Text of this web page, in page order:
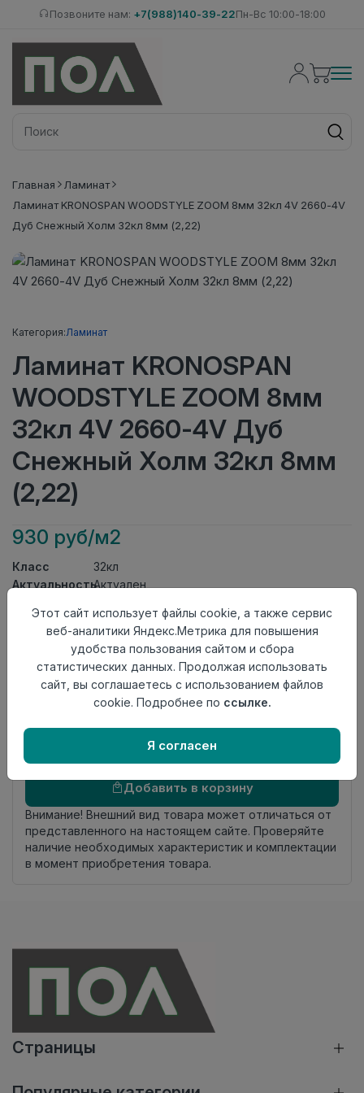
Позвоните нам: +7(988)140-39-22Пн-Вс 10:00-18:00
Главная
Ламинат
Ламинат KRONOSPAN WOODSTYLE ZOOM 8мм 32кл 4V 2660-4V
Дуб Снежный Холм 32кл 8мм (2,22)
Категория:Ламинат
Ламинат KRONOSPAN
WOODSTYLE ZOOM 8мм
32кл 4V 2660-4V Дуб
Снежный Холм 32кл 8мм
(2,22)
930 руб/м2
Класс
32кл
АктуальностьАктуален
Размер
доски
1285×192мм
Теплый пол
до +27 градусов
Фаска
4V
Замок
Twin Click
происхождения
Осталось
Добавить в корзину
Внимание! Внешний вид товара может отличаться от
представленного на настоящем сайте. Проверяйте
наличие необходимых характеристик и комплектации
в момент приобретения товара.
Страницы
Этот сайт использует файлы cookie, а также сервис
веб-аналитики Яндекс.Метрика для повышения
удобства пользования сайтом и сбора
статистических данных. Продолжая использовать
сайт, вы соглашаетесь с использованием файлов
cookie. Подробнее по ссылке.
Я согласен